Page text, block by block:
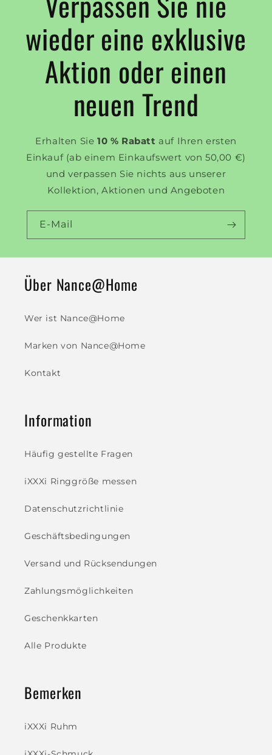
wieder eine exklusive
Aktion oder einen
neuen Trend
Erhalten Sie 10 % Rabatt auf Ihren ersten
Einkauf (ab einem Einkaufswert von 50,00 €)
und verpassen Sie nichts aus unserer
Kollektion, Aktionen und Angeboten
E-Mail
Über Nance@Home
Wer ist Nance@Home
Marken von Nance@Home
Kontakt
Information
Häufig gestellte Fragen
iXXXi Ringgröße messen
Datenschutzrichtlinie
Geschäftsbedingungen
Versand und Rücksendungen
Zahlungsmöglichkeiten
Geschenkkarten
Alle Produkte
Bemerken
iXXXi Ruhm